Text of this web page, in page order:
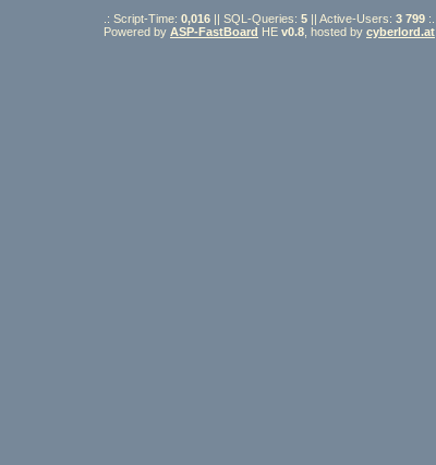
.: Script-Time: 0,016 || SQL-Queries: 5 || Active-Users: 3 799 :.
Powered by ASP-FastBoard HE v0.8 , hosted by cyberlord.at